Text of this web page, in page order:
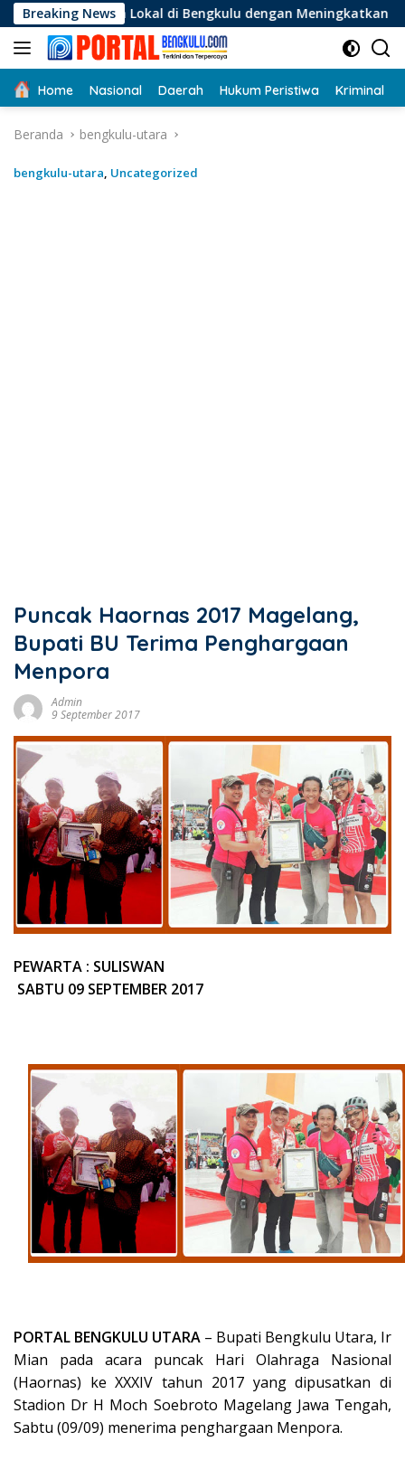
Langsung
ke
konten
Breaking News
di Bengkulu dengan Meningkatkan Ruang Publik dan
Home Nasional Daerah Hukum Peristiwa Kriminal
Beranda bengkulu-utara
bengkulu-utara, Uncategorized
Puncak Haornas 2017 Magelang,
Bupati BU Terima Penghargaan
Menpora
Admin
9 September 2017
PEWARTA : SULISWAN
SABTU 09 SEPTEMBER 2017
PORTAL BENGKULU UTARA – Bupati Bengkulu Utara, Ir
Mian pada acara puncak Hari Olahraga Nasional
(Haornas) ke XXXIV tahun 2017 yang dipusatkan di
Stadion Dr H Moch Soebroto Magelang Jawa Tengah,
Sabtu (09/09) menerima penghargaan Menpora.